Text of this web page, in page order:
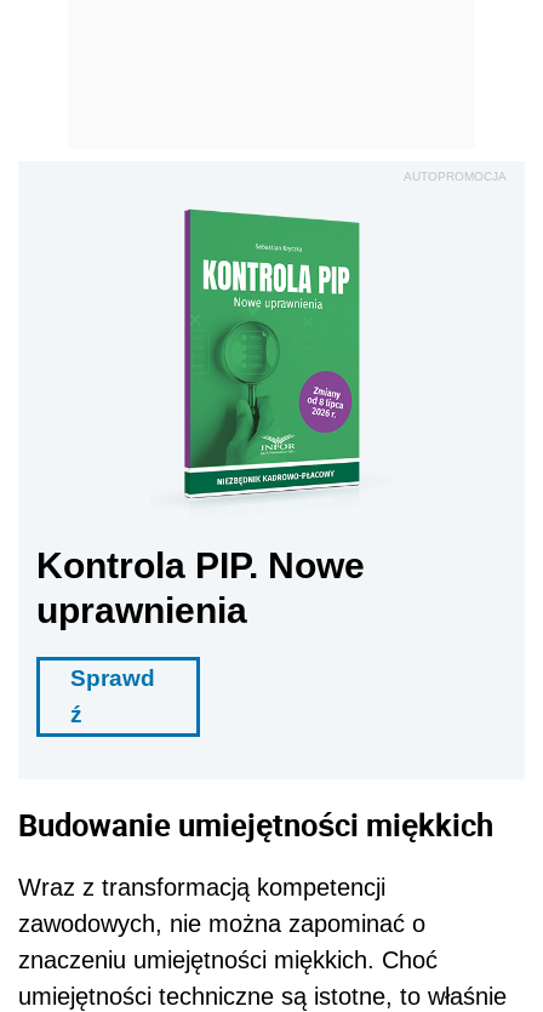
AUTOPROMOCJA
Kontrola PIP. Nowe
uprawnienia
Sprawd
ź
Budowanie umiejętności miękkich
Wraz z transformacją kompetencji
zawodowych, nie można zapominać o
znaczeniu umiejętności miękkich. Choć
umiejętności techniczne są istotne, to właśnie